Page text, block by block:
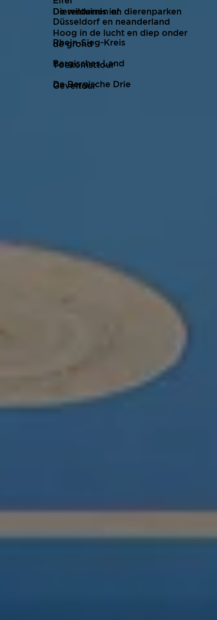
De wildernis in!
Hoog in de lucht en diep onder
de grond
Toekomsttour
Geveltour
Düsseldorf en neanderland
Rhein-Sieg-Kreis
Bergisches Land
De Bergische Drie
Dierentuinen en dierenparken